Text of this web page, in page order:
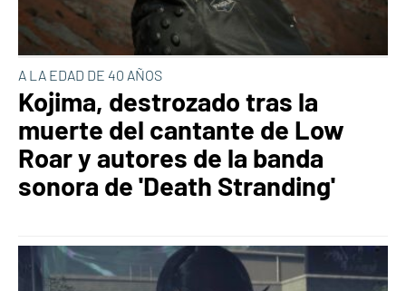
A LA EDAD DE 40 AÑOS
Kojima, destrozado tras la
muerte del cantante de Low
Roar y autores de la banda
sonora de 'Death Stranding'